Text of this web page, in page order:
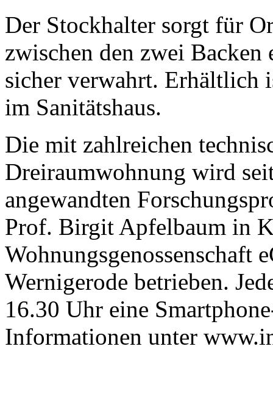
Der Stockhalter sorgt für
zwischen den zwei
sicher verwahrt. Erhältlich
im Sanitätshaus.
Die mit zahlreichen
Dreiraumwohnung wird
angewandten
Prof. Birgit Apfelbaum in
Wohnungsgenossenschaft
Wernigerode betrieben.
16.30 Uhr eine
Informationen unter